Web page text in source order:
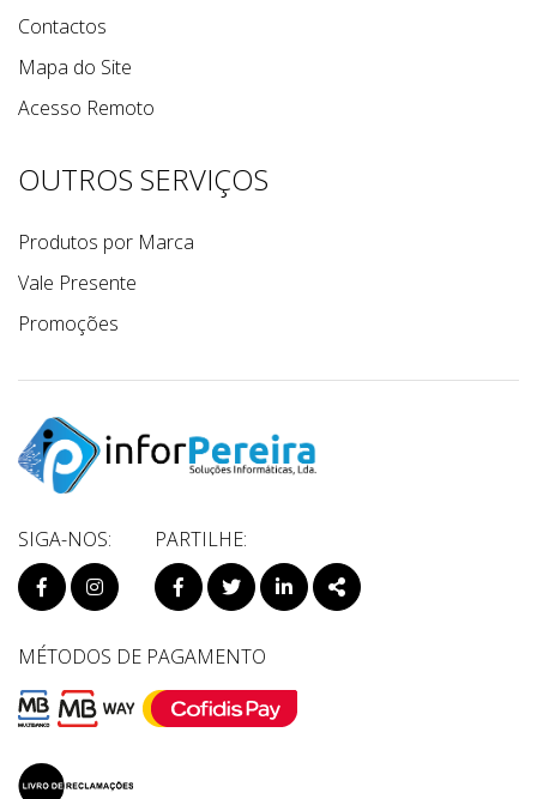
Contactos
Mapa do Site
Acesso Remoto
OUTROS SERVIÇOS
Produtos por Marca
Vale Presente
Promoções
SIGA-NOS:
PÁGINA DO FACEBOOK
PÁGINA DO INSTAGRAM
PARTILHE:
FACEBOOK
TWITTERLINKEDINSHARE
MÉTODOS DE PAGAMENTO